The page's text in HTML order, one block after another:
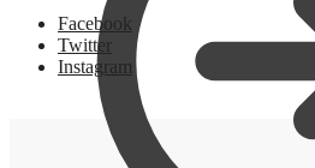
Facebook
Twitter
Instagram